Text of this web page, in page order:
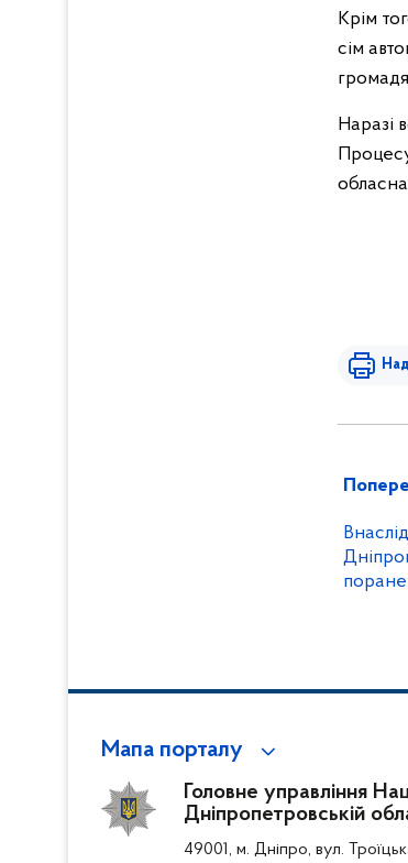
Крім
сім
Наразі
Мапа порталу
Головне управління
Дніпропетровській
49001, м. Дніпро, вул.